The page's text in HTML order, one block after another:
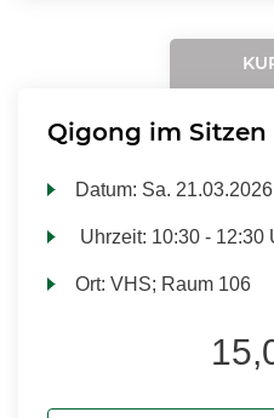
Qigong im Sitzen
Datum: Sa. 21.03.2026
Uhrzeit: 10:30 - 12:30
Ort:VHS; Raum 106